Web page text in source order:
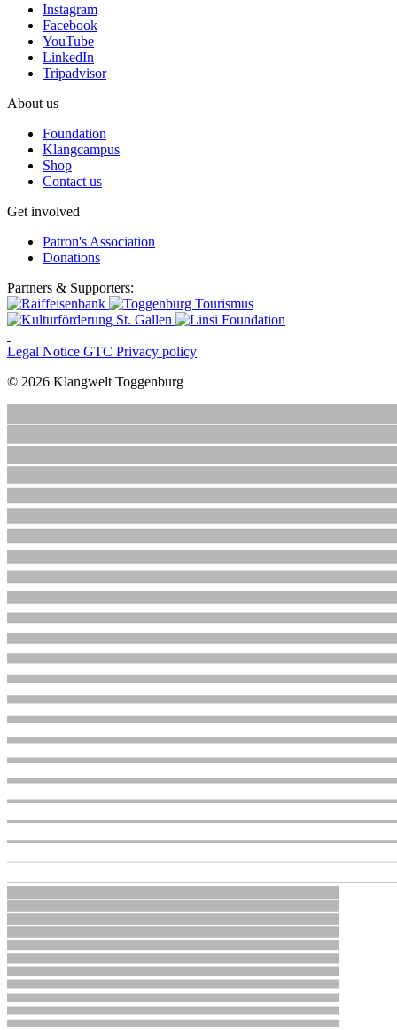
Instagram
Facebook
YouTube
LinkedIn
Tripadvisor
About us
Foundation
Klangcampus
Shop
Contact us
Get involved
Patron's Association
Donations
Partners & Supporters:
Legal Notice GTC Privacy policy
© 2026 Klangwelt Toggenburg